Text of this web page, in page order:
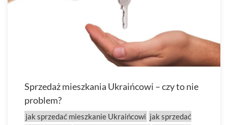
Sprzedaż mieszkania Ukraińcowi – czy to nie
problem?
jak sprzedać mieszkanie Ukraińcowi jak sprzedać